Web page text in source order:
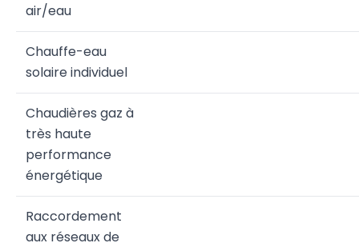
air/eau
Chauffe-eau
solaire individuel
Chaudières gaz à
très haute
performance
énergétique
Raccordement
aux réseaux de